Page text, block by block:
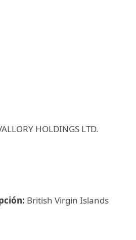
HOLDINGS LTD.
British Virgin Islands